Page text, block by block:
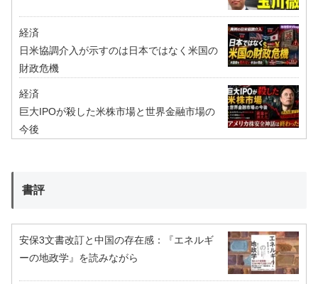
経済
日米協調介入が示すのは日本ではなく米国の
財政危機
経済
巨大IPOが殺した米株市場と世界金融市場の
今後
書評
安保3文書改訂と中国の存在感：『エネルギ
ーの地政学』を読みながら